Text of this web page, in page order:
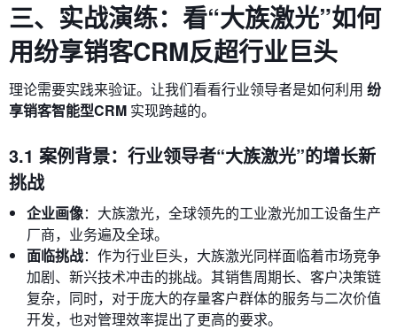
三、实战演练：看“大族激光”如何
用纷享销客CRM反超行业巨头
理论需要实践来验证。让我们看看行业领导者是如何利用 纷
享销客智能型CRM 实现跨越的。
3.1 案例背景：行业领导者“大族激光”的增长新
挑战
企业画像：大族激光，全球领先的工业激光加工设备生产
厂商，业务遍及全球。
面临挑战：作为行业巨头，大族激光同样面临着市场竞争
加剧、新兴技术冲击的挑战。其销售周期长、客户决策链
复杂，同时，对于庞大的存量客户群体的服务与二次价值
开发，也对管理效率提出了更高的要求。